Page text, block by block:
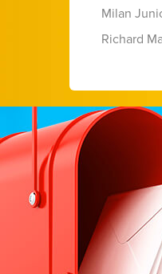
Milan
Richard